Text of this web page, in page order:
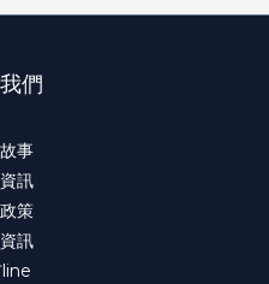
們
事
訊
策
訊